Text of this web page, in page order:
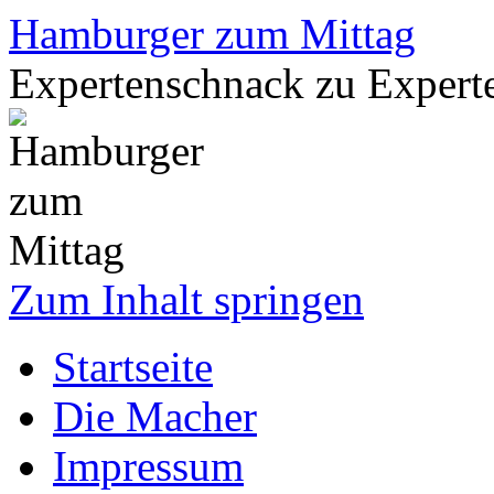
Hamburger zum Mittag
Expertenschnack zu
Zum Inhalt springen
Startseite
Die Macher
Impressum